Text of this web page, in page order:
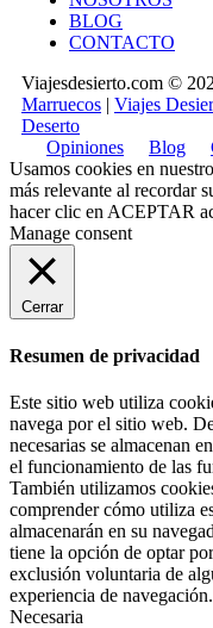
BLOG
CONTACTO
Viajesdesierto.com ©
Marruecos | Viajes
Deserto
Opiniones
Blog
Usamos cookies en
más relevante al recordar
hacer clic en ACEPTAR
Manage consent
Cerrar
Resumen de privacidad
Este sitio web utiliza
navega por el sitio web.
necesarias se almacenan
el funcionamiento de las
También utilizamos
comprender cómo utiliza
almacenarán en su
tiene la opción de optar
exclusión voluntaria de
experiencia de navegación.
Necesaria